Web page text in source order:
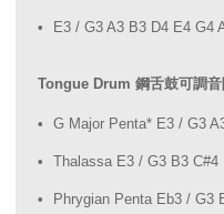
E3 / G3 A3 B3 D4 E4 G4
Tongue Drum 鋼舌鼓可調音
G Major Penta* E3 / G3
Thalassa E3 / G3 B3
Phrygian Penta Eb3 / G3